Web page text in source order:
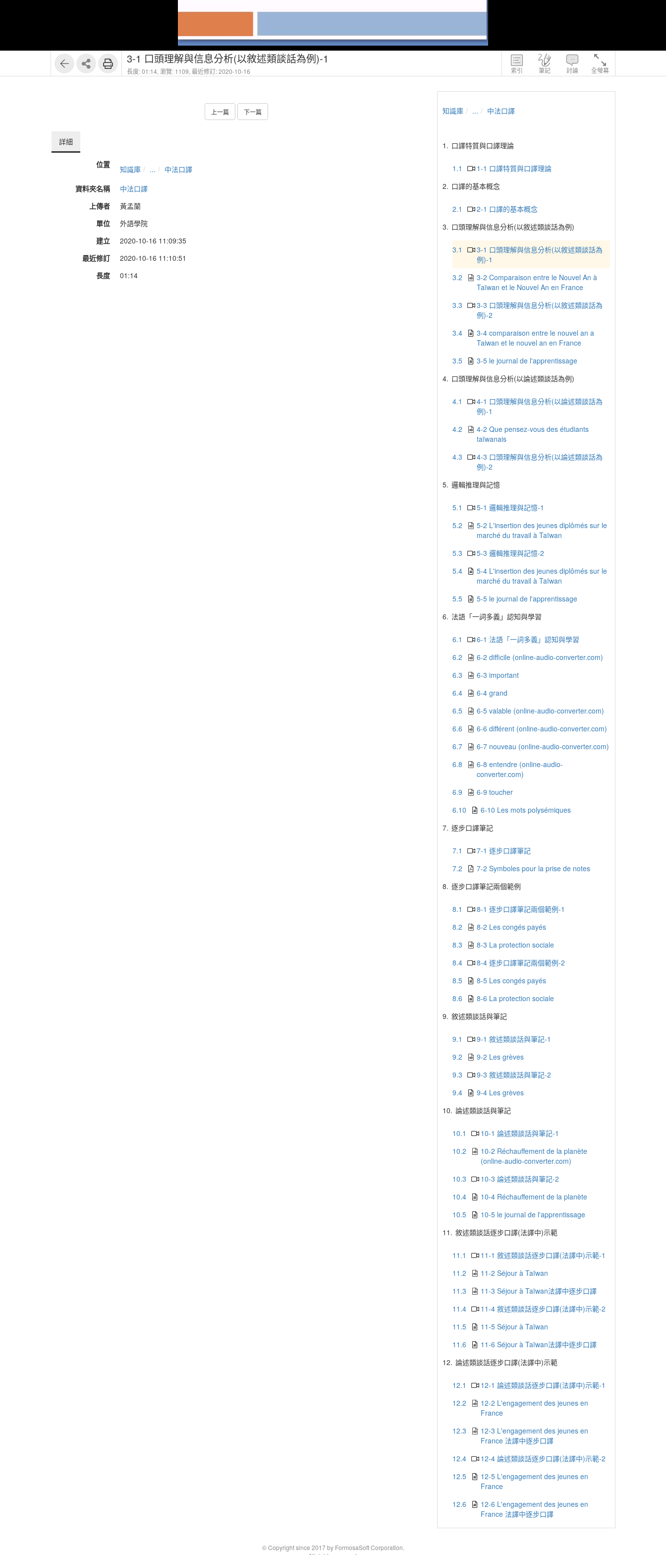
索引 筆記 討論 全螢幕
3-1 口頭理解與信息分析(以敘述類談話為例)-1
長度: 01:14, 瀏覽: 1109, 最近修訂: 2020-10-16
上一篇 下一篇
詳細
位置 知識庫 ...
中法口譯
資料夾名稱
中法口譯
上傳者
黃孟蘭
單位
外語學院
建立
2020-10-16 11:09:35
最近修訂
2020-10-16 11:10:51
長度
01:14
知識庫 ... 中法口譯
1. 口譯特質與口譯理論
1.1
1-1 口譯特質與口譯理論
2. 口譯的基本概念
2.1
2-1 口譯的基本概念
3. 口頭理解與信息分析(以敘述類談話為例)
3.1
3-1 口頭理解與信息分析(以敘述類談話為
例)-1
3.2
3-2 Comparaison entre le Nouvel An à
Taïwan et le Nouvel An en France
3.3
3-3 口頭理解與信息分析(以敘述類談話為
例)-2
3.4
3-4 comparaison entre le nouvel an a
Taiwan et le nouvel an en France
3.5
3-5 le journal de l'apprentissage
4. 口頭理解與信息分析(以論述類談話為例)
4.1
4-1 口頭理解與信息分析(以論述類談話為
例)-1
4.2
4-2 Que pensez-vous des étudiants
taïwanais
4.3
4-3 口頭理解與信息分析(以論述類談話為
例)-2
5. 邏輯推理與記憶
5.1
5-1 邏輯推理與記憶-1
5.2
5-2 L'insertion des jeunes diplômés sur le
marché du travail à Taïwan
5.3
5-3 邏輯推理與記憶-2
5.4
5-4 L'insertion des jeunes diplômés sur le
marché du travail à Taïwan
5.5
5-5 le journal de l'apprentissage
6. 法語「一詞多義」認知與學習
6.1
6-1 法語「一詞多義」認知與學習
6.2
6-2 difficile (online-audio-converter.com)
6.3
6-3 important
6.4
6-4 grand
6.5
6-5 valable (online-audio-converter.com)
6.6
6-6 différent (online-audio-converter.com)
6.7
6-7 nouveau (online-audio-converter.com)
6.8
6-8 entendre (online-audio-
converter.com)
6.9
6-9 toucher
6.10
6-10 Les mots polysémiques
7. 逐步口譯筆記
7.1
7-1 逐步口譯筆記
7.2
7-2 Symboles pour la prise de notes
8. 逐步口譯筆記兩個範例
8.1
8-1 逐步口譯筆記兩個範例-1
8.2
8-2 Les congés payés
8.3
8-3 La protection sociale
8.4
8-4 逐步口譯筆記兩個範例-2
8.5
8-5 Les congés payés
8.6
8-6 La protection sociale
9. 敘述類談話與筆記
9.1
9-1 敘述類談話與筆記-1
9.2
9-2 Les grèves
9.3
9-3 敘述類談話與筆記-2
9.4
9-4 Les grèves
10. 論述類談話與筆記
10.1
10-1 論述類談話與筆記-1
10.2
10-2 Réchauffement de la planète
(online-audio-converter.com)
10.3
10-3 論述類談話與筆記-2
10.4
10-4 Réchauffement de la planète
10.5
10-5 le journal de l'apprentissage
11. 敘述類談話逐步口譯(法譯中)示範
11.1
11-1 敘述類談話逐步口譯(法譯中)示範-1
11.2
11-2 Séjour à Taïwan
11.3
11-3 Séjour à Taïwan法譯中逐步口譯
11.4
11-4 敘述類談話逐步口譯(法譯中)示範-2
11.5
11-5 Séjour à Taïwan
11.6
11-6 Séjour à Taïwan法譯中逐步口譯
12. 論述類談話逐步口譯(法譯中)示範
12.1
12-1 論述類談話逐步口譯(法譯中)示範-1
12.2
12-2 L'engagement des jeunes en
France
12.3
12-3 L'engagement des jeunes en
France 法譯中逐步口譯
12.4
12-4 論述類談話逐步口譯(法譯中)示範-2
12.5
12-5 L'engagement des jeunes en
France
12.6
12-6 L'engagement des jeunes en
France 法譯中逐步口譯
© Copyright since 2017 by FormosaSoft Corporation.